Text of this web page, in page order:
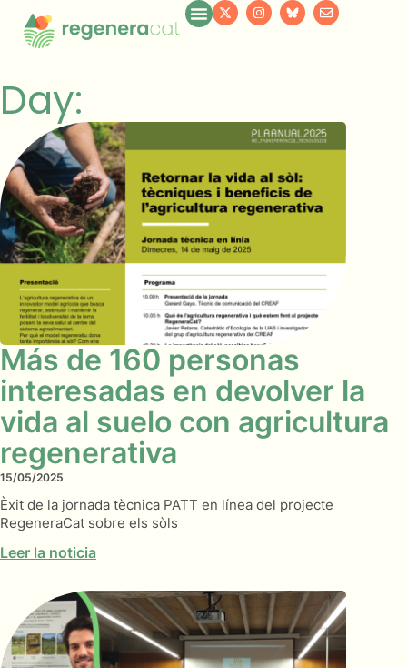
Day:
Más de 160 personas
interesadas en devolver la
vida al suelo con agricultura
regenerativa
15/05/2025
Èxit de la jornada tècnica PATT en línea del projecte
RegeneraCat sobre els sòls
Leer la noticia